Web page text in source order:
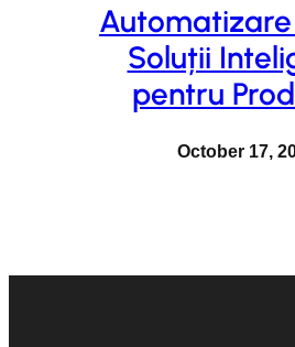
Automatizare
Soluții
pentru
October 17,